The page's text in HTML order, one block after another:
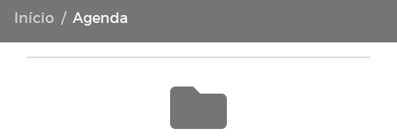
Início Agenda